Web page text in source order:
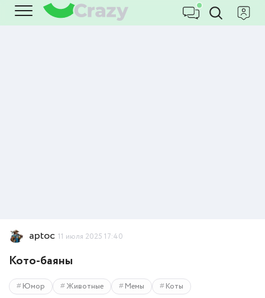
aptoc 11 июля 2025 17:40
Кото-баяны
Юмор Животные Мемы Коты